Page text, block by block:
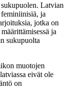
Latvian
ja
jotka on
ja
sukupuolta
muotojen
eivät ole
on